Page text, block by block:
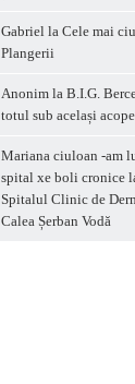
Gabriel la Cele mai
Plangerii
Anonim la B.I.G.
totul sub același
Mariana ciuloan -am
spital xe boli cronice
Spitalul Clinic de
Calea Șerban Vodă